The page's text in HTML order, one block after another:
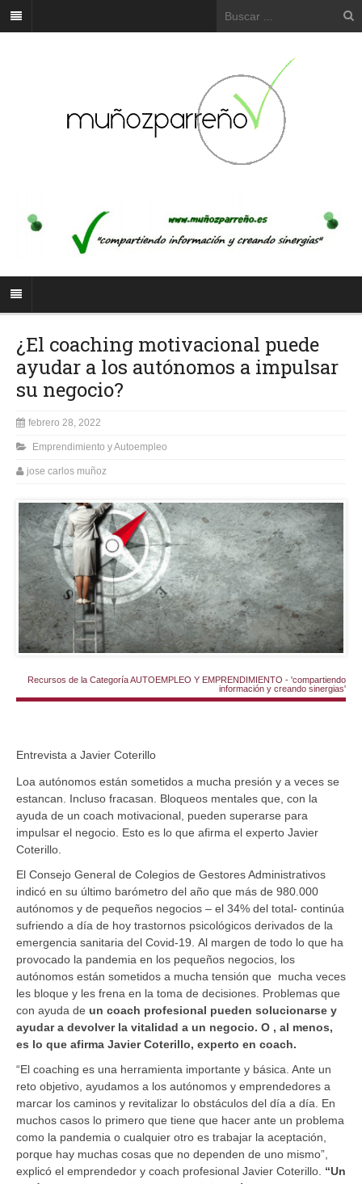
¿El coaching motivacional puede
ayudar a los autónomos a impulsar
su negocio?
febrero 28, 2022
Emprendimiento y Autoempleo
jose carlos muñoz
Recursos de la Categoría AUTOEMPLEO Y EMPRENDIMIENTO - 'compartiendo
información y creando sinergias'
Entrevista a Javier Coterillo
Loa autónomos están sometidos a mucha presión y a veces se
estancan. Incluso fracasan. Bloqueos mentales que, con la
ayuda de un coach motivacional, pueden superarse para
impulsar el negocio. Esto es lo que afirma el experto Javier
Coterillo.
El Consejo General de Colegios de Gestores Administrativos
indicó en su último barómetro del año que más de 980.000
autónomos y de pequeños negocios – el 34% del total- continúa
sufriendo a día de hoy trastornos psicológicos derivados de la
emergencia sanitaria del Covid-19. Al margen de todo lo que ha
provocado la pandemia en los pequeños negocios, los
autónomos están sometidos a mucha tensión que mucha veces
les bloque y les frena en la toma de decisiones. Problemas que
con ayuda de un coach profesional pueden solucionarse y
ayudar a devolver la vitalidad a un negocio. O , al menos,
es lo que afirma Javier Coterillo, experto en coach.
“El coaching es una herramienta importante y básica. Ante un
reto objetivo, ayudamos a los autónomos y emprendedores a
marcar los caminos y revitalizar lo obstáculos del día a día. En
muchos casos lo primero que tiene que hacer ante un problema
como la pandemia o cualquier otro es trabajar la aceptación,
porque hay muchas cosas que no dependen de uno mismo”,
explicó el emprendedor y coach profesional Javier Coterillo. “Un